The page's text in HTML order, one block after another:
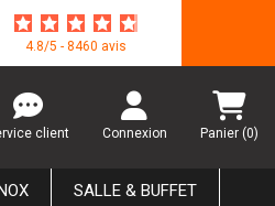
4.8/5 - 8460 avis
client Connexion Panier (0)
SALLE & BUFFET